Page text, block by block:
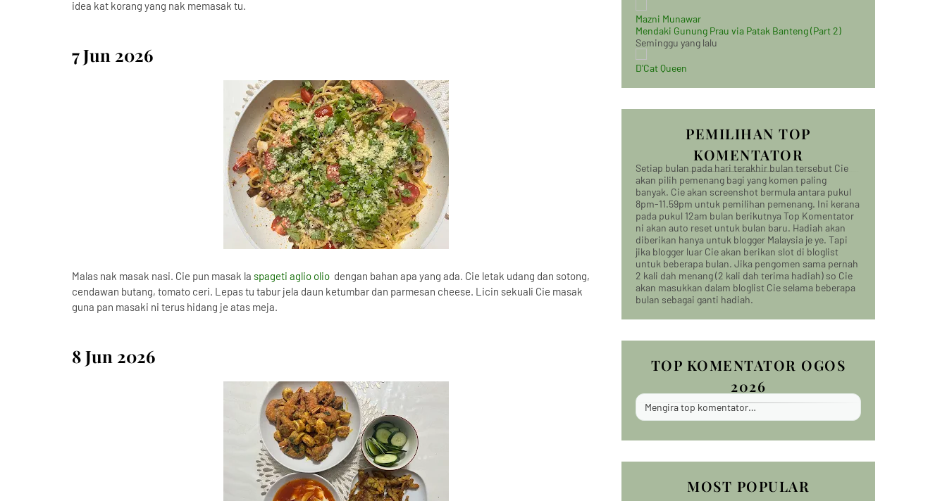
idea kat korang yang nak memasak tu.
7 Jun 2026
Malas nak masak nasi. Cie pun masak la spageti aglio olio dengan bahan apa yang ada. Cie letak udang dan sotong,
cendawan butang, tomato ceri. Lepas tu tabur jela daun ketumbar dan parmesan cheese. Licin sekuali Cie masak
guna pan masaki ni terus hidang je atas meja.
8 Jun 2026
Mazni Munawar
Mendaki Gunung Prau via Patak Banteng (Part 2)
Seminggu yang lalu
D'Cat Queen
PEMILIHAN TOP
KOMENTATOR
Setiap bulan pada hari terakhir bulan tersebut Cie
akan pilih pemenang bagi yang komen paling
banyak. Cie akan screenshot bermula antara pukul
8pm-11.59pm untuk pemilihan pemenang. Ini kerana
pada pukul 12am bulan berikutnya Top Komentator
ni akan auto reset untuk bulan baru. Hadiah akan
diberikan hanya untuk blogger Malaysia je ye. Tapi
jika blogger luar Cie akan berikan slot di bloglist
untuk beberapa bulan. Jika pengomen sama pernah
2 kali dah menang (2 kali dah terima hadiah) so Cie
akan masukkan dalam bloglist Cie selama beberapa
bulan sebagai ganti hadiah.
TOP KOMENTATOR OGOS
2026
Mengira top komentator…
MOST POPULAR